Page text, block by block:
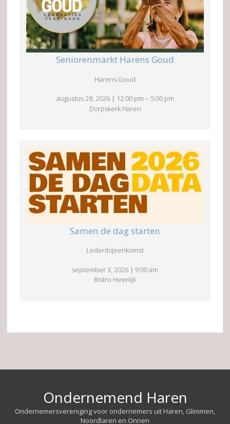
Seniorenmarkt Harens Goud
Harens Goud
augustus 28, 2026 | 12:00 pm – 5:00 pm
Dorpskerk Haren
Samen de dag starten
Ledenbijeenkomst
september 3, 2026 | 9:00 am
Bistro Heerlijk
Ondernemend Haren
Ondernemersvereniging voor ondernemers uit Haren, Glimmen,
Noordlaren en Onnen